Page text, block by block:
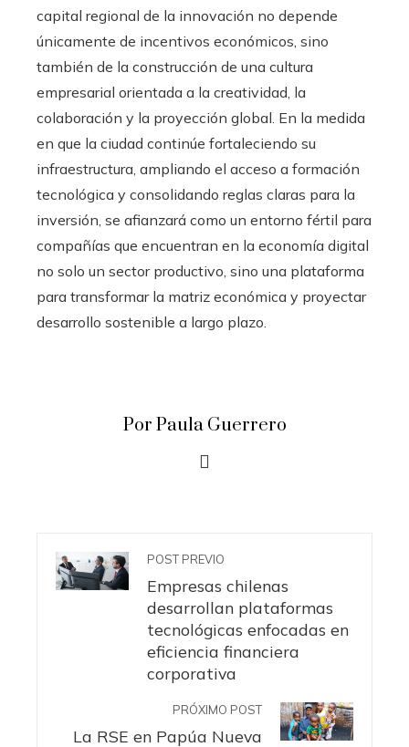
capital regional de la innovación no depende
únicamente de incentivos económicos, sino
también de la construcción de una cultura
empresarial orientada a la creatividad, la
colaboración y la proyección global. En la medida
en que la ciudad continúe fortaleciendo su
infraestructura, ampliando el acceso a formación
tecnológica y consolidando reglas claras para la
inversión, se afianzará como un entorno fértil para
compañías que encuentran en la economía digital
no solo un sector productivo, sino una plataforma
para transformar la matriz económica y proyectar
desarrollo sostenible a largo plazo.
Por Paula Guerrero
POST PREVIO
Empresas chilenas
desarrollan plataformas
tecnológicas enfocadas en
eficiencia financiera
corporativa
PRÓXIMO POST
La RSE en Papúa Nueva